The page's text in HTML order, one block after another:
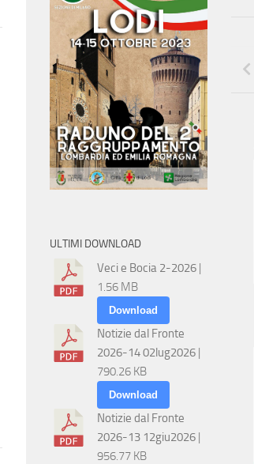
ULTIMI DOWNLOAD
Veci e Bocia 2-2026 |
1.56 MB
Download
Notizie dal Fronte
2026-14 02lug2026 |
790.26 KB
Download
Notizie dal Fronte
2026-13 12giu2026 |
956.77 KB